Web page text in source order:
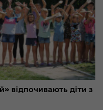
відпочивають діти з